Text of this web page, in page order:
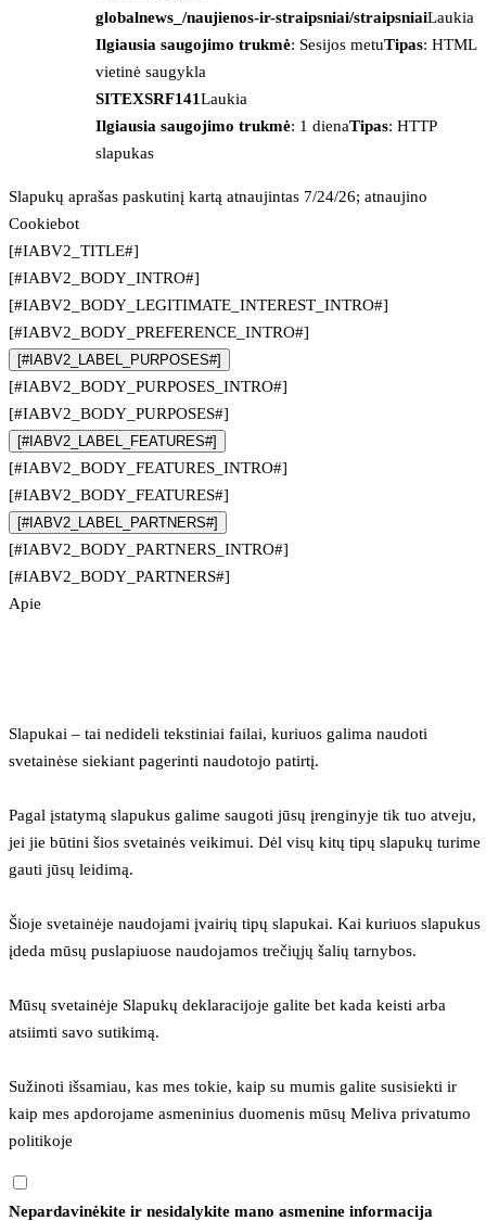
globalnews_/naujienos-ir-straipsniai/straipsniaiLaukia
Ilgiausia saugojimo trukmė: Sesijos metuTipas: HTML
vietinė saugykla
SITEXSRF141Laukia
Ilgiausia saugojimo trukmė: 1 dienaTipas: HTTP
slapukas
Slapukų aprašas paskutinį kartą atnaujintas 7/24/26; atnaujino
Cookiebot
[#IABV2_TITLE#]
[#IABV2_BODY_INTRO#]
[#IABV2_BODY_LEGITIMATE_INTEREST_INTRO#]
[#IABV2_BODY_PREFERENCE_INTRO#]
[#IABV2_LABEL_PURPOSES#]
[#IABV2_BODY_PURPOSES_INTRO#]
[#IABV2_BODY_PURPOSES#]
[#IABV2_LABEL_FEATURES#]
[#IABV2_BODY_FEATURES_INTRO#]
[#IABV2_BODY_FEATURES#]
[#IABV2_LABEL_PARTNERS#]
[#IABV2_BODY_PARTNERS_INTRO#]
[#IABV2_BODY_PARTNERS#]
Apie
Slapukai – tai nedideli tekstiniai failai, kuriuos galima naudoti
svetainėse siekiant pagerinti naudotojo patirtį.
Pagal įstatymą slapukus galime saugoti jūsų įrenginyje tik tuo atveju,
jei jie būtini šios svetainės veikimui. Dėl visų kitų tipų slapukų turime
gauti jūsų leidimą.
Šioje svetainėje naudojami įvairių tipų slapukai. Kai kuriuos slapukus
įdeda mūsų puslapiuose naudojamos trečiųjų šalių tarnybos.
Mūsų svetainėje Slapukų deklaracijoje galite bet kada keisti arba
atsiimti savo sutikimą.
Sužinoti išsamiau, kas mes tokie, kaip su mumis galite susisiekti ir
kaip mes apdorojame asmeninius duomenis mūsų Meliva privatumo
politikoje
Nepardavinėkite ir nesidalykite mano asmenine informacija